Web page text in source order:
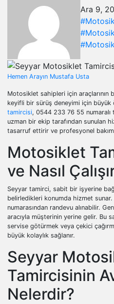
Ara 9,
Hemen Arayın Mustafa Usta
Motosiklet sahipleri için araçlarının
keyifli bir sürüş deneyimi için büyük
tamircisi, 0544 233 76 55 numaralı
uzman bir ekip tarafından sunulan
tasarruf ettirir ve profesyonel
Motosiklet
ve Nasıl
Seyyar tamirci, sabit bir işyerine
belirledikleri konumda hizmet
numarasından randevu alınabilir.
aracıyla müşterinin yerine gelir. Bu
servise götürmek veya çekici
büyük kolaylık sağlanır.
Seyyar
Tamircisinin
Nelerdir?